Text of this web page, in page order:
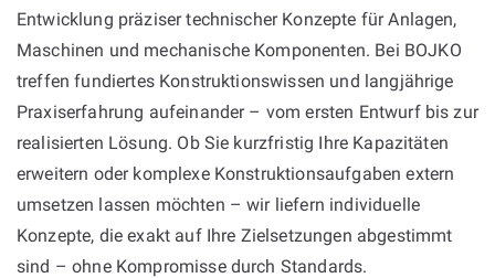
Entwicklung präziser technischer Konzepte für Anlagen,
Maschinen und mechanische Komponenten. Bei BOJKO
treffen fundiertes Konstruktionswissen und langjährige
Praxiserfahrung aufeinander – vom ersten Entwurf bis zur
realisierten Lösung. Ob Sie kurzfristig Ihre Kapazitäten
erweitern oder komplexe Konstruktionsaufgaben extern
umsetzen lassen möchten – wir liefern individuelle
Konzepte, die exakt auf Ihre Zielsetzungen abgestimmt
sind – ohne Kompromisse durch Standards.